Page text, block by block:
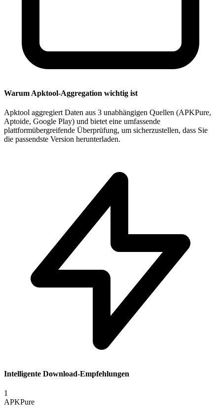
Warum Apktool-Aggregation wichtig ist
Apktool aggregiert Daten aus 3 unabhängigen Quellen (APKPure,
Aptoide, Google Play) und bietet eine umfassende
plattformübergreifende Überprüfung, um sicherzustellen, dass Sie
die passendste Version herunterladen.
Intelligente Download-Empfehlungen
1
APKPure